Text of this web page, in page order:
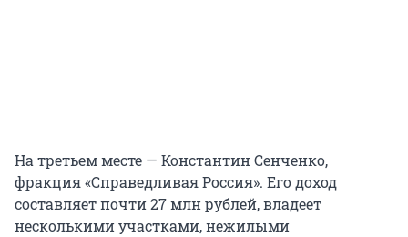
На третьем месте — Константин Сенченко,
фракция «Справедливая Россия». Его доход
составляет почти 27 млн рублей, владеет
несколькими участками, нежилыми